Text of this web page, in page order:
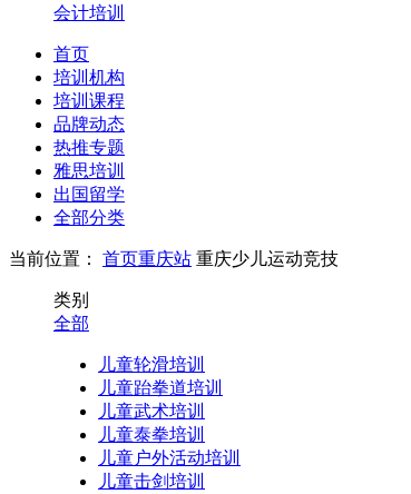
会计培训
首页
培训机构
培训课程
品牌动态
热推专题
雅思培训
出国留学
全部分类
当前位置： 首页重庆站 重庆少儿运动竞技
类别
全部
儿童轮滑培训
儿童跆拳道培训
儿童武术培训
儿童泰拳培训
儿童户外活动培训
儿童击剑培训